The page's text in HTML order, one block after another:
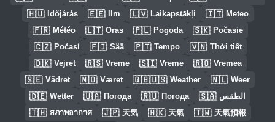
🇭🇺 Időjárás 🇪🇪 Ilm 🇱🇻 Laikapstākļi 🇮🇹 Meteo
🇫🇷 Météo 🇱🇹 Oras 🇵🇱 Pogoda 🇸🇰 Počasie
🇨🇿 Počasí 🇫🇮 Sää 🇵🇹 Tempo 🇻🇳 Thời tiết
🇩🇰 Vejret 🇷🇸 Vreme 🇸🇮 Vreme 🇷🇴 Vremea
🇸🇪 Vädret 🇳🇴 Været 🇬🇧🇺🇸 Weather 🇳🇱 Weer
🇩🇪 Wetter 🇺🇦 Погода 🇷🇺 Погода 🇸🇦 الطقس
🇹🇭 สภาพอากาศ 🇯🇵 天気 🇭🇰 天氣 🇹🇼 天氣預報